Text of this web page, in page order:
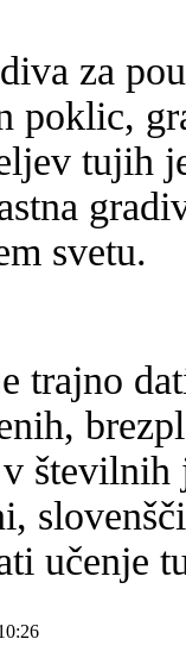
za
poklic,
tujih
svetu.
trajno
učenje